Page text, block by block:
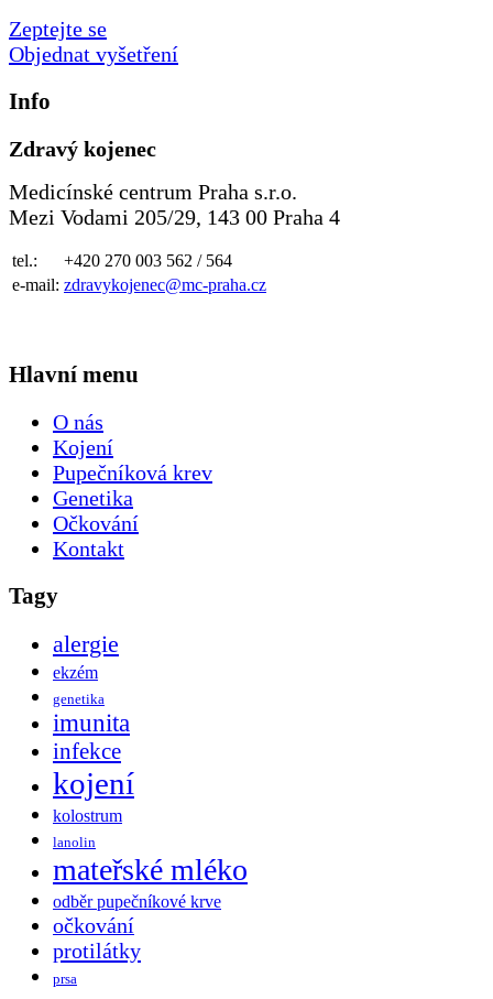
Zeptejte se
Objednat vyšetření
Info
Zdravý kojenec
Medicínské centrum Praha s.r.o.
Mezi Vodami 205/29, 143 00 Praha 4
tel.:
+420 270 003 562 / 564
e-mail: zdravykojenec@mc-praha.cz
Hlavní menu
O nás
Kojení
Pupečníková krev
Genetika
Očkování
Kontakt
Tagy
alergie
ekzém
genetika
imunita
infekce
kojení
kolostrum
lanolin
mateřské mléko
odběr pupečníkové krve
očkování
protilátky
prsa